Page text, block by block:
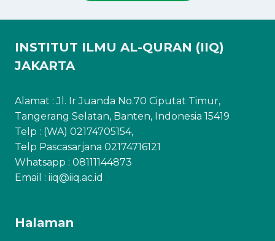
INSTITUT ILMU AL-QURAN (IIQ)
JAKARTA
Alamat : Jl. Ir Juanda No.70 Ciputat Timur,
Tangerang Selatan, Banten, Indonesia 15419
Telp : (WA) 02174705154,
Telp Pascasarjana 02174716121
Whatsapp : 08111144873
Email : iiq@iiq.ac.id
Halaman